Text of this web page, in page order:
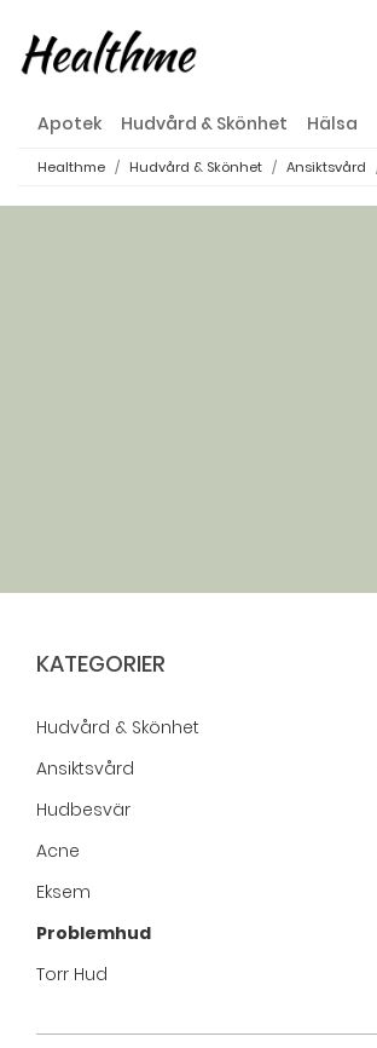
Apotek Hudvård & Skönhet Hälsa
Healthme Hudvård & Skönhet Ansiktsvård
KATEGORIER
Hudvård & Skönhet
Ansiktsvård
Hudbesvär
Acne
Eksem
Problemhud
Torr Hud